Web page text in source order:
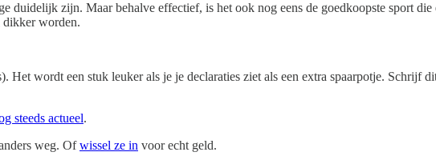
duidelijk zijn. Maar behalve effectief, is het ook nog eens de goedkoopste sport
dikker worden.
wordt een stuk leuker als je je declaraties ziet als een extra spaarpotje. Schrijf
steeds actueel.
weg. Ofwissel ze in voor echt geld.